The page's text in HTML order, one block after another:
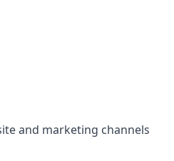
and marketing channels